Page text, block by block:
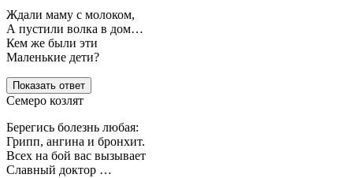
Ждали маму с молоком,
А пустили волка в дом…
Кем же были эти
Маленькие дети?
Показать ответ
Семеро козлят
Берегись болезнь любая:
Грипп, ангина и бронхит.
Всех на бой вас вызывает
Славный доктор …